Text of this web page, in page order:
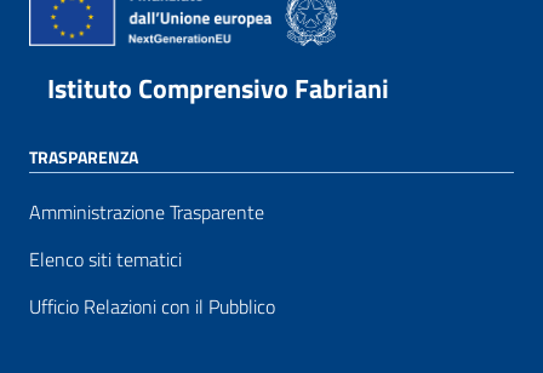
Istituto Comprensivo Fabriani
TRASPARENZA
Amministrazione Trasparente
Elenco siti tematici
Ufficio Relazioni con il Pubblico